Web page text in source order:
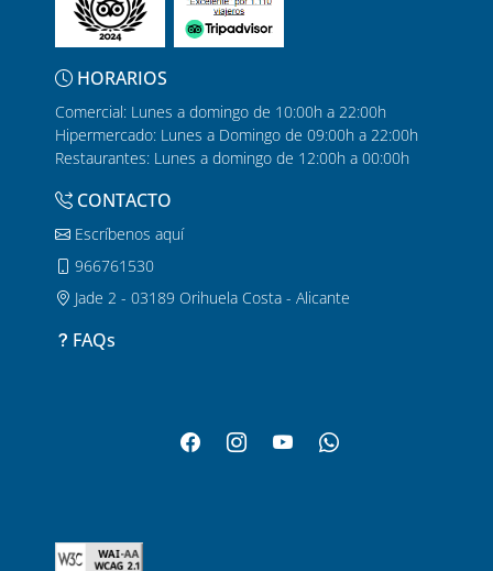
HORARIOS
Comercial: Lunes a domingo de 10:00h a 22:00h
Hipermercado: Lunes a Domingo de 09:00h a 22:00h
Restaurantes: Lunes a domingo de 12:00h a 00:00h
CONTACTO
Escríbenos aquí
966761530
Jade 2 - 03189 Orihuela Costa - Alicante
FAQs